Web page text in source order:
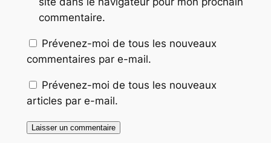
commentaire.
Prévenez-moi de tous les nouveaux
commentaires par e-mail.
Prévenez-moi de tous les nouveaux
articles par e-mail.